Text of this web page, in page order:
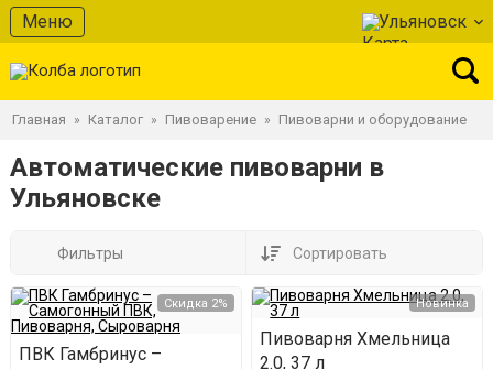
Меню Ульяновск
Главная » Каталог » Пивоварение » Пивоварни и оборудование
Автоматические пивоварни в
Ульяновске
Фильтры Сортировать
Скидка 2%
ПВК Гамбринус –
Новинка
Пивоварня Хмельница
2.0, 37 л